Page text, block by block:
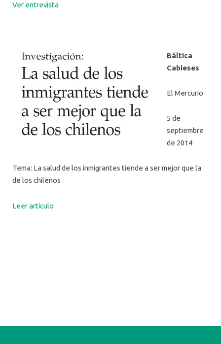
Ver entrevista
Báltica
Cabieses
El Mercurio
5 de
septiembre
de 2014
Tema: La salud de los inmigrantes tiende a ser mejor que la
de los chilenos
Leer artículo